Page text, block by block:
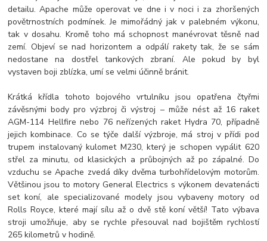
detailu. Apache může operovat ve dne i v noci i za zhoršených
povětrnostních podmínek. Je mimořádný jak v palebném výkonu,
tak v dosahu. Kromě toho má schopnost manévrovat těsně nad
zemí. Objeví se nad horizontem a odpálí rakety tak, že se sám
nedostane na dostřel tankových zbraní. Ale pokud by byl
vystaven boji zblízka, umí se velmi účinně bránit.
Krátká křídla tohoto bojového vrtulníku jsou opatřena čtyřmi
závěsnými body pro výzbroj či výstroj – může nést až 16 raket
AGM-114 Hellfire nebo 76 neřízených raket Hydra 70, případně
jejich kombinace. Co se týče další výzbroje, má stroj v přídi pod
trupem instalovaný kulomet M230, který je schopen vypálit 620
střel za minutu, od klasických a průbojných až po zápalné. Do
vzduchu se Apache zvedá díky dvěma turbohřídelovým motorům.
Většinou jsou to motory General Electrics s výkonem devatenácti
set koní, ale specializované modely jsou vybaveny motory od
Rolls Royce, které mají sílu až o dvě stě koní větší! Tato výbava
stroji umožňuje, aby se rychle přesouval nad bojištěm rychlostí
265 kilometrů v hodině.